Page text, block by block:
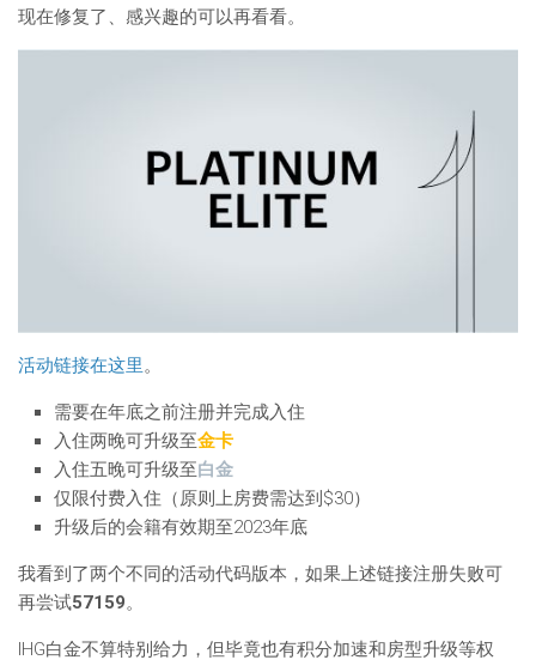
现在修复了、感兴趣的可以再看看。
活动链接在这里。
需要在年底之前注册并完成入住
入住两晚可升级至金卡
入住五晚可升级至白金
仅限付费入住（原则上房费需达到$30）
升级后的会籍有效期至2023年底
我看到了两个不同的活动代码版本，如果上述链接注册失败可
再尝试57159。
IHG白金不算特别给力，但毕竟也有积分加速和房型升级等权